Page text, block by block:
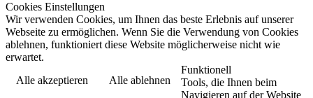
Cookies Einstellungen
Wir verwenden Cookies, um Ihnen das beste Erlebnis auf unserer
Webseite zu ermöglichen. Wenn Sie die Verwendung von Cookies
ablehnen, funktioniert diese Website möglicherweise nicht wie
erwartet.
Alle akzeptieren
Alle ablehnen
Funktionell
Tools, die Ihnen beim
Navigieren auf der Website